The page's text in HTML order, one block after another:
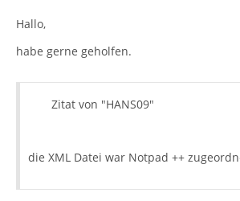
Hallo,
habe gerne geholfen.
Zitat von "HANS09"
die XML Datei war Notpad ++